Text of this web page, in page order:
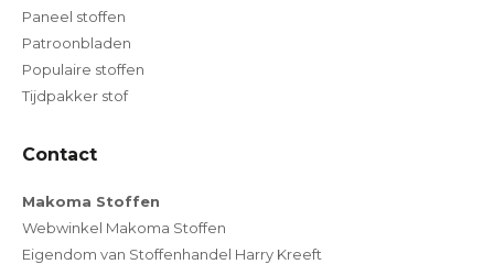
Paneel stoffen
Patroonbladen
Populaire stoffen
Tijdpakker stof
Contact
Makoma Stoffen
Webwinkel Makoma Stoffen
Eigendom van Stoffenhandel Harry Kreeft